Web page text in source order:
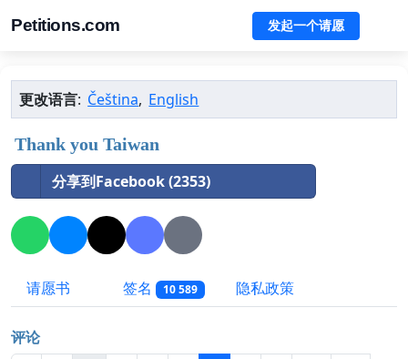
Petitions.com 发起一个请愿
更改语言: Čeština, English
Thank you Taiwan
分享到Facebook (2353)
请愿书 签名 10 589 隐私政策
评论